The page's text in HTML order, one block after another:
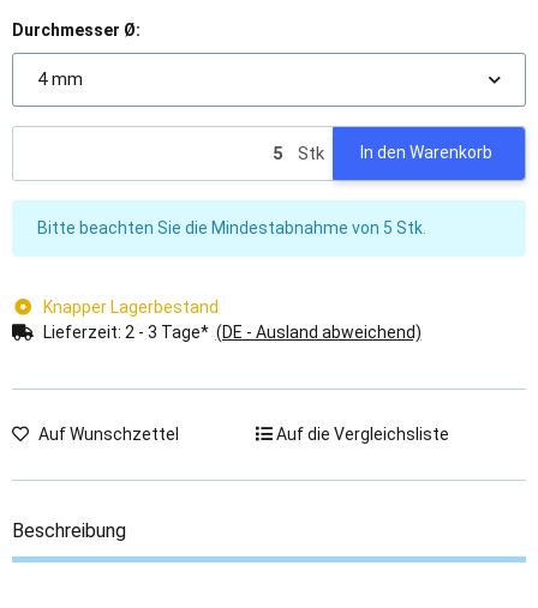
Durchmesser Ø:
4 mm
Stk In den Warenkorb
xBitte beachten Sie die Mindestabnahme von 5 Stk.
Knapper Lagerbestand
Lieferzeit: 2 - 3 Tage* (DE - Ausland abweichend)
Auf Wunschzettel Auf die Vergleichsliste
Beschreibung